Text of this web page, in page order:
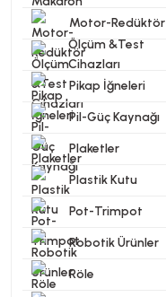
Motor-Redüktör
Ölçüm &Test
Cihazları
Pikap İğneleri
Pil-Güç Kaynağı
Plaketler
Plastik Kutu
Pot-Trimpot
Robotik Ürünler
Röle